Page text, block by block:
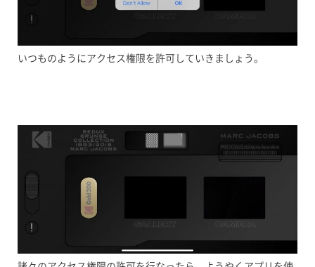
いつものようにアクセス権限を許可していきましょう。